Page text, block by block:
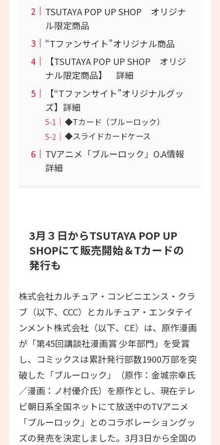
TSUTAYA POP UP SHOP オリジナ
ル限定商品
“Tファンサイト”オリジナル商品
【TSUTAYA POP UP SHOP オリジ
ナル限定商品】 詳細
【“Tファンサイト”オリジナルグッ
ズ】詳細
◆Tカード（ブルーロック）
◆スライドカードケース
TVアニメ「ブルーロック」O.A情報
詳細
3月３日からTSUTAYA POP UP
SHOPにて販売開始＆Tカードの
発行も
株式会社カルチュア・コンビニエンス・クラ
ブ（以下、CCC）とカルチュア・エンタテイ
ンメント株式会社（以下、CE）は、原作漫画
が「第45回講談社漫画賞 少年部門」を受賞
し、コミックスは累計発行部数1900万部を突
破した「ブルーロック」（原作：金城宗幸氏
／漫画：ノ村優介氏）を原作とし、現在テレ
ビ朝日系全国ネットにて放送中のTVアニメ
「ブルーロック」とのコラボレーショングッ
ズの発売を決定しました。3月3日から全国の